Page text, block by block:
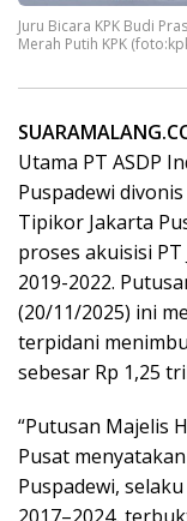
Juru Bicara KPK Budi
Merah Putih KPK
Utama PT ASDP
Puspadewi
Tipikor Jakarta
proses akuisisi
2019-2022.
(20/11/2025) ini
terpidani
sebesar Rp 1,25
“Putusan Majelis
Pusat
Puspadewi,